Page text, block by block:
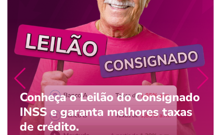
Conheça o Leilão do Consignado
INSS e garanta melhores taxas
de crédito.